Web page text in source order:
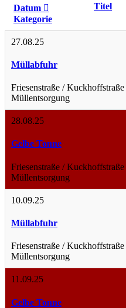
Datum Titel
Kategorie
27.08.25
Müllabfuhr
Friesenstraße / Kuckhoffstraße
Müllentsorgung
28.08.25
Gelbe Tonne
Friesenstraße / Kuckhoffstraße
Müllentsorgung
10.09.25
Müllabfuhr
Friesenstraße / Kuckhoffstraße
Müllentsorgung
11.09.25
Gelbe Tonne